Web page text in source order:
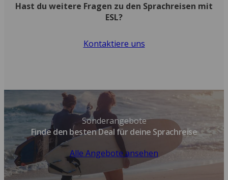
Hast du weitere Fragen zu den Sprachreisen mit
ESL?
Kontaktiere uns
Sonderangebote
Finde den besten Deal für deine Sprachreise
Alle Angebote ansehen